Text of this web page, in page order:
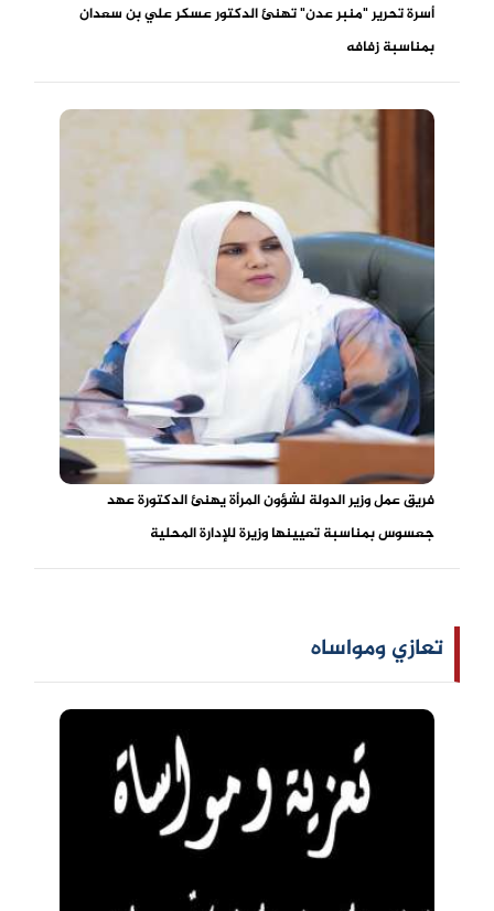
أسرة تحرير "منبر عدن" تهنئ الدكتور عسكر علي بن سعدان
بمناسبة زفافه
فريق عمل وزير الدولة لشؤون المرأة يهنئ الدكتورة عهد
جعسوس بمناسبة تعيينها وزيرة للإدارة المحلية
تعازي ومواساه